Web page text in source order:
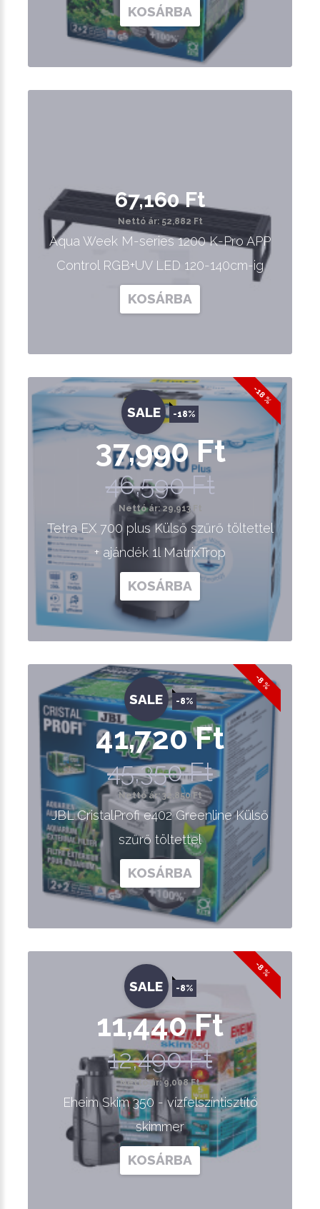
KOSÁRBA
67,160 Ft
Nettó ár: 52,882 Ft
Aqua Week M-series 1200 K-Pro APP
Control RGB+UV LED 120-140cm-ig
KOSÁRBA
-18 %
SALE -18%
37,990 Ft
46,590 Ft
Nettó ár: 29,913 Ft
Tetra EX 700 plus Külső szűrő töltettel
+ ajándék 1l MatrixTrop
KOSÁRBA
-8 %
SALE -8%
41,720 Ft
45,350 Ft
Nettó ár: 32,850 Ft
JBL CristalProfi e402 Greenline Külső
szűrő töltettel
KOSÁRBA
-8 %
SALE -8%
11,440 Ft
12,490 Ft
Nettó ár: 9,008 Ft
Eheim Skim 350 - vízfelszíntisztító
skimmer
KOSÁRBA